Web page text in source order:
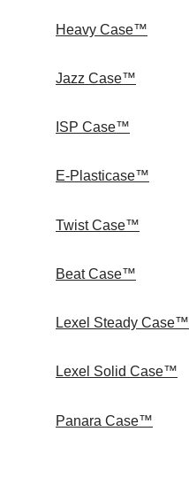
Heavy Case™
Jazz Case™
ISP Case™
E-Plasticase™
Twist Case™
Beat Case™
Lexel Steady Case™
Lexel Solid Case™
Panara Case™